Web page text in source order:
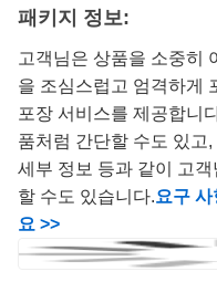
패키지 정보:
고객님은 상품을 소중히
을 조심스럽고 엄격하게
포장 서비스를 제공합니
품처럼 간단할 수도 있고
세부 정보 등과 같이 고
할 수도 있습니다. 요구
요 >>